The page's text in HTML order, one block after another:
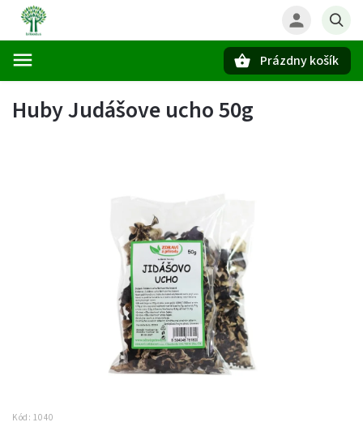
Prázdny košík
Huby Judášove ucho 50g
Kód: 1040